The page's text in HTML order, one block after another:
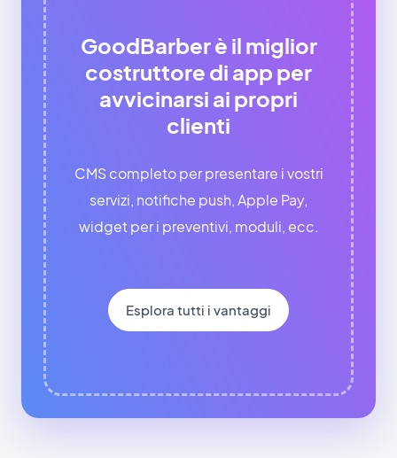
GoodBarber è il miglior
costruttore di app per
avvicinarsi ai propri
clienti
CMS completo per presentare i vostri
servizi, notifiche push, Apple Pay,
widget per i preventivi, moduli, ecc.
Esplora tutti i vantaggi